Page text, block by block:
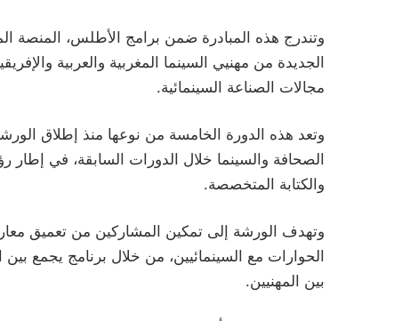
وتندرج هذه المبادرة ضمن برامج الأطلس، المنصة
الجديدة من مهنيي السينما المغربية والعربية
مجالات الصناعة السينمائية.
الصحافة والسينما خلال الدورات السابقة، في إطار
والكتابة المتخصصة.
وتهدف الورشة إلى تمكين المشاركين من تعميق
الحوارات مع السينمائيين، من خلال برنامج يجمع
بين المهنيين.